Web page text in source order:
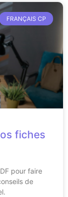
FRANÇAIS CP
fiches
pour faire
de